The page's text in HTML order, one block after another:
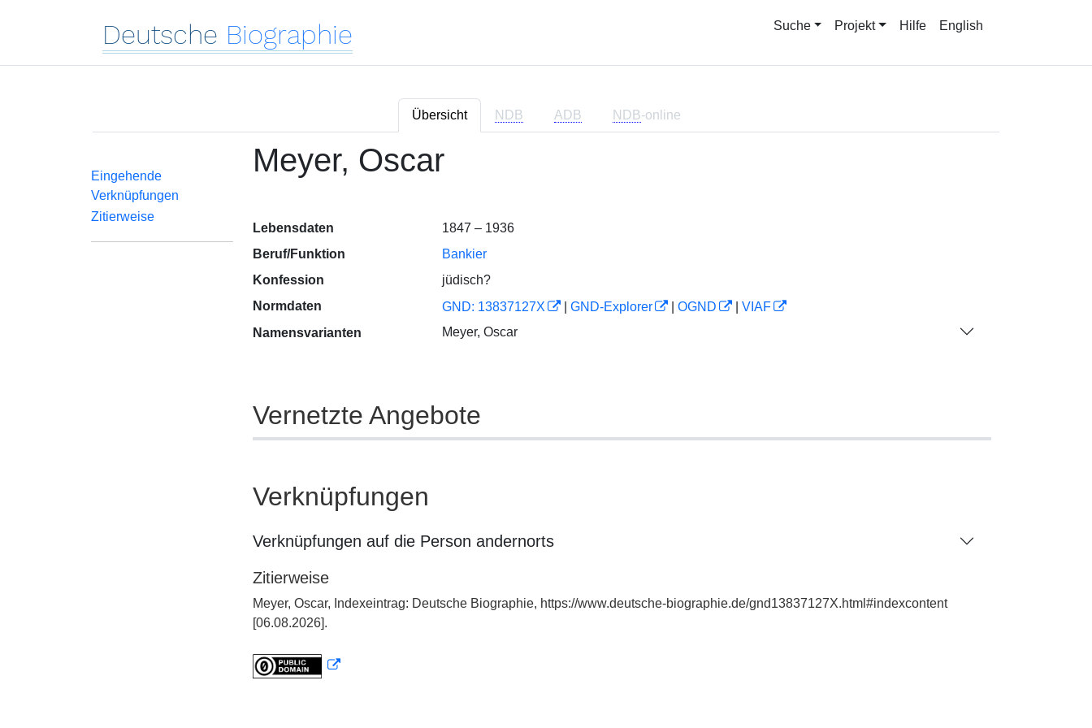
Deutsche Biographie Suche Projekt Hilfe English
Übersicht NDB ADB NDB-online
Eingehende
Verknüpfungen
Zitierweise
Meyer, Oscar
Lebensdaten
1847 – 1936
Beruf/Funktion
Bankier
Konfession
jüdisch?
Normdaten
GND: 13837127X GND-Explorer OGND
VIAF
Namensvarianten
Meyer, Oscar
Vernetzte Angebote
Verknüpfungen
Verknüpfungen auf die Person andernorts
Zitierweise
Meyer, Oscar, Indexeintrag: Deutsche Biographie, https://www.deutsche-biographie.de/gnd13837127X.html#indexcontent
[06.08.2026].